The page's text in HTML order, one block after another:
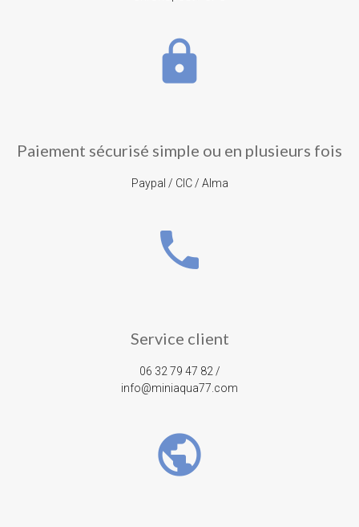
lock
Paiement sécurisé simple ou en plusieurs fois
Paypal / CIC / Alma
phone
Service client
06 32 79 47 82 /
info@miniaqua77.com
public